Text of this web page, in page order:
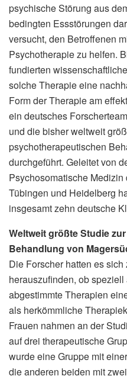
psychische Störung aus
bedingten Essstörungen
versucht, den Betroffenen
Psychotherapie zu helfen.
fundierten
solche Therapie eine
Form der Therapie am
ein deutsches
und die bisher weltweit
psychotherapeutischen
durchgeführt. Geleitet von
Psychosomatische
Tübingen und Heidelberg
insgesamt zehn deutsche
Weltweit größte Studie
Behandlung von
Die Forscher hatten es sich
herauszufinden, ob
abgestimmte Therapien
als herkömmliche
Frauen nahmen an der
auf drei therapeutische
wurde eine Gruppe mit
die anderen beiden mit